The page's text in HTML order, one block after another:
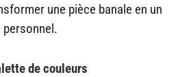
une pièce banale en un
de couleurs